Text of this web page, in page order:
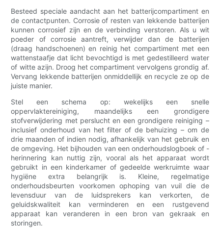
Besteed speciale aandacht aan het batterijcompartiment en
de contactpunten. Corrosie of resten van lekkende batterijen
kunnen corrosief zijn en de verbinding verstoren. Als u wit
poeder of corrosie aantreft, verwijder dan de batterijen
(draag handschoenen) en reinig het compartiment met een
wattenstaafje dat licht bevochtigd is met gedestilleerd water
of witte azijn. Droog het compartiment vervolgens grondig af.
Vervang lekkende batterijen onmiddellijk en recycle ze op de
juiste manier.
Stel een schema op: wekelijks een snelle
oppervlaktereiniging, maandelijks een grondigere
stofverwijdering met perslucht en een grondigere reiniging –
inclusief onderhoud van het filter of de behuizing – om de
drie maanden of indien nodig, afhankelijk van het gebruik en
de omgeving. Het bijhouden van een onderhoudslogboek of -
herinnering kan nuttig zijn, vooral als het apparaat wordt
gebruikt in een kinderkamer of gedeelde werkruimte waar
hygiëne extra belangrijk is. Kleine, regelmatige
onderhoudsbeurten voorkomen ophoping van vuil die de
levensduur van de luidsprekers kan verkorten, de
geluidskwaliteit kan verminderen en een rustgevend
apparaat kan veranderen in een bron van gekraak en
storingen.